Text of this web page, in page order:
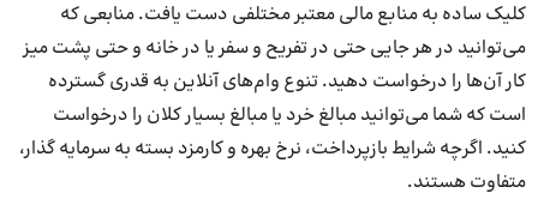
کلیک ساده به منابع مالی معتبر مختلفی دست یافت. منابعی که
می‌توانید در هر جایی حتی در تفریح و سفر یا در خانه و حتی پشت میز
کار آن‌ها را درخواست دهید. تنوع وام‌های آنلاین به قدری گسترده
است که شما می‌توانید مبالغ خرد یا مبالغ بسیار کلان را درخواست
کنید. اگرچه شرایط بازپرداخت، نرخ بهره و کارمزد بسته به سرمایه گذار،
متفاوت هستند.